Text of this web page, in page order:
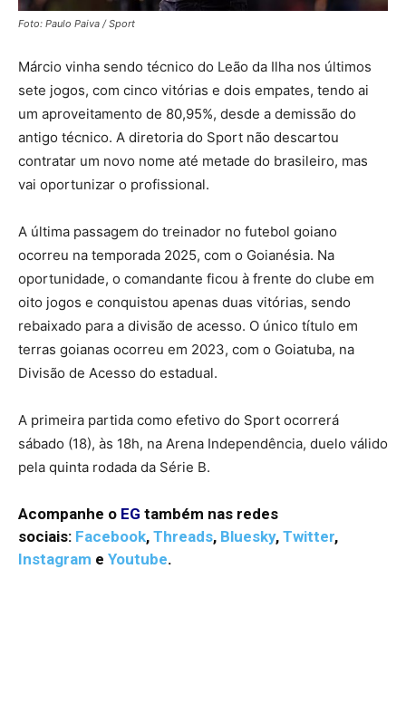
Foto: Paulo Paiva / Sport
Márcio vinha sendo técnico do Leão da Ilha nos últimos
sete jogos, com cinco vitórias e dois empates, tendo ai
um aproveitamento de 80,95%, desde a demissão do
antigo técnico. A diretoria do Sport não descartou
contratar um novo nome até metade do brasileiro, mas
vai oportunizar o profissional.
A última passagem do treinador no futebol goiano
ocorreu na temporada 2025, com o Goianésia. Na
oportunidade, o comandante ficou à frente do clube em
oito jogos e conquistou apenas duas vitórias, sendo
rebaixado para a divisão de acesso. O único título em
terras goianas ocorreu em 2023, com o Goiatuba, na
Divisão de Acesso do estadual.
A primeira partida como efetivo do Sport ocorrerá
sábado (18), às 18h, na Arena Independência, duelo válido
pela quinta rodada da Série B.
Acompanhe o EG também nas redes
sociais: Facebook, Threads, Bluesky, Twitter,
Instagram e Youtube.